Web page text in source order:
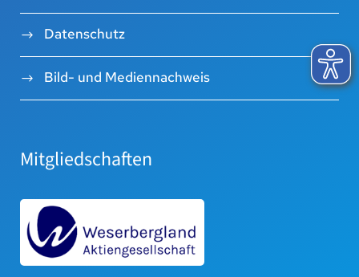
Datenschutz
Bild- und Mediennachweis
Mitgliedschaften